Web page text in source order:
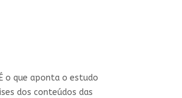
o que aponta o estudo
dos conteúdos das